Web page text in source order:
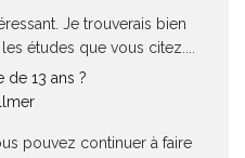
Je trouverais bien
études que vous citez....
13 ans ?
pouvez continuer à faire